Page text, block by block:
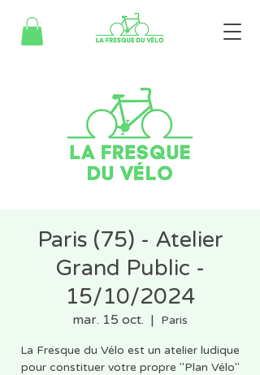
Paris (75) - Atelier
Grand Public -
15/10/2024
mar. 15 oct.
  |
Paris
La Fresque du Vélo est un atelier ludique
pour constituer votre propre "Plan Vélo"